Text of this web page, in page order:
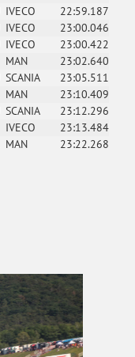
IVECO
22:59.187
IVECO
23:00.046
IVECO
23:00.422
MAN
23:02.640
SCANIA
23:05.511
MAN
23:10.409
SCANIA
23:12.296
IVECO
23:13.484
MAN 23:22.268